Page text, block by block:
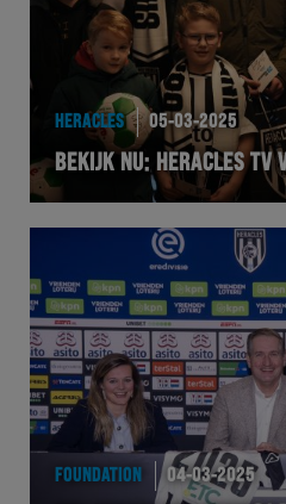
HERACLES 05-03-2025
BEKIJK NU: HERACLES TV
FOUNDATION 04-03-2025